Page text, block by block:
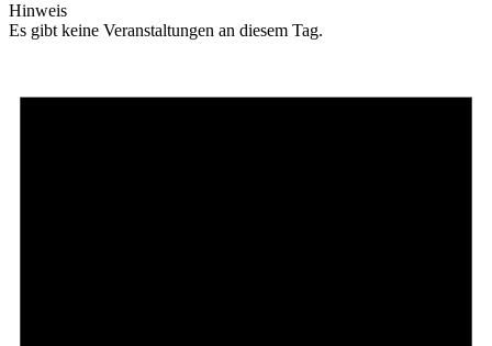
Hinweis
Es gibt keine Veranstaltungen an diesem Tag.